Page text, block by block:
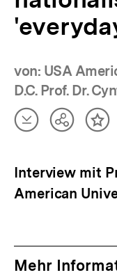
von: USA
D.C. Prof. Dr.
Artikel
herunterladen
Teilen
Interview mit
American
Mehr